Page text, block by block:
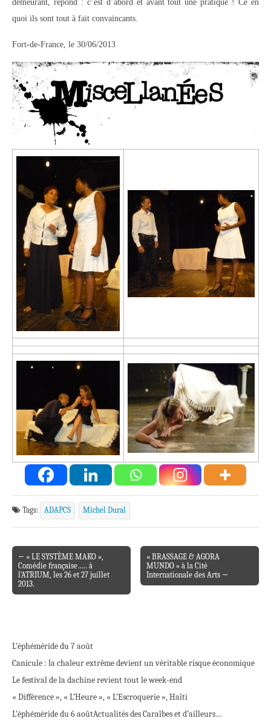
demeurant, répond : c’est d’abord et avant tout une pratique ! Ce en
quoi ils sont tout à fait convaincants.
Fort-de-France, le 30/06/2013
Tags: ADAPCS Michel Dural
Post navigation
← « LE SYSTÈME MAKO »,
Comédie française….. à
l’ATRIUM, les 26 et 27 juillet
2013.
« BRASSAGE & AGORA
MUNDO » à la Cité
Internationale des Arts →
L’éphéméride du 7 août
Canicule : la chaleur extrême devient un véritable risque économique
Le festival de la dachine revient tout le week-end
« Différence », « L’Heure », « L’Escroquerie », Haïti
L’éphéméride du 6 aoûtActualités des Caraïbes et d’ailleurs…